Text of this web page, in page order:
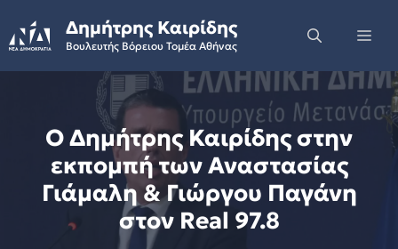
to
content
Δημήτρης Καιρίδης
Βουλευτής Βόρειου Τομέα Αθήνας
Ο Δημήτρης Καιρίδης στην
εκπομπή των Αναστασίας
Γιάμαλη & Γιώργου Παγάνη
στον Real 97.8